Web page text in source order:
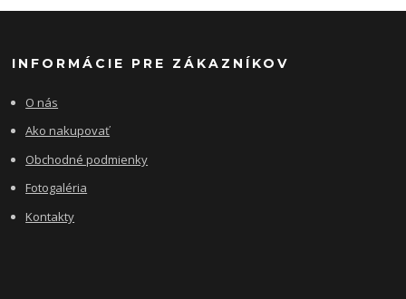
INFORMÁCIE PRE ZÁKAZNÍKOV
O nás
Ako nakupovať
Obchodné podmienky
Fotogaléria
Kontakty